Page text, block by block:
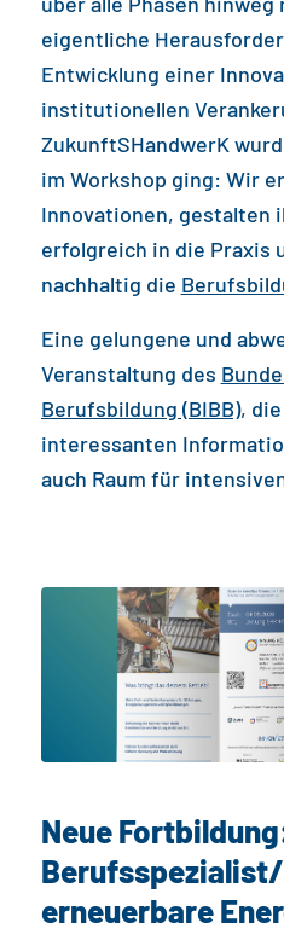
eigentliche
Entwicklung einer
institutionellen
ZukunftSHandwerK
im Workshop ging: Wir
Innovationen, gestalten
erfolgreich in die Praxis
nachhaltig die
Eine gelungene und
Veranstaltung des
Berufsbildung (BIBB),
interessanten
auch Raum für
Neue
erneuerbare